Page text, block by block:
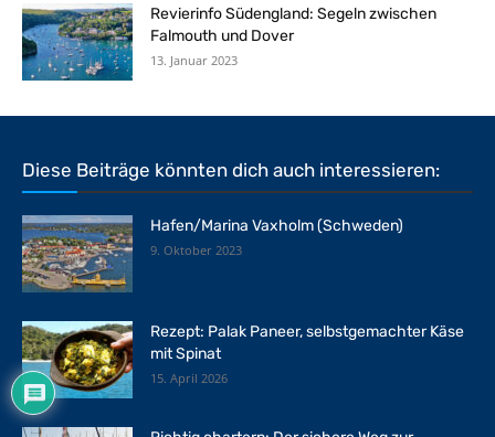
Revierinfo Südengland: Segeln zwischen
Falmouth und Dover
13. Januar 2023
Diese Beiträge könnten dich auch interessieren:
Hafen/Marina Vaxholm (Schweden)
9. Oktober 2023
Rezept: Palak Paneer, selbstgemachter Käse
mit Spinat
15. April 2026